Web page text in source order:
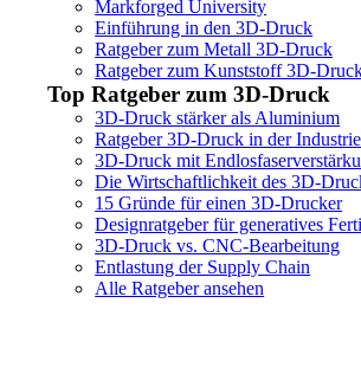
Markforged University
Einführung in den 3D-Druck
Ratgeber zum Metall 3D-Druck
Ratgeber zum Kunststoff 3D-
Top Ratgeber zum 3D-Druck
3D-Druck stärker als Aluminium
Ratgeber 3D-Druck in der Industrie
3D-Druck mit
Die Wirtschaftlichkeit des 3D-
15 Gründe für einen 3D-Drucker
Designratgeber für generatives
3D-Druck vs. CNC-Bearbeitung
Entlastung der Supply Chain
Alle Ratgeber ansehen